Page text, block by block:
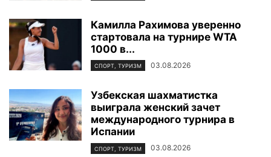
Камилла Рахимова уверенно
стартовала на турнире WTA
1000 в...
СПОРТ, ТУРИЗМ 03.08.2026
Узбекская шахматистка
выиграла женский зачет
международного турнира в
Испании
СПОРТ, ТУРИЗМ 03.08.2026